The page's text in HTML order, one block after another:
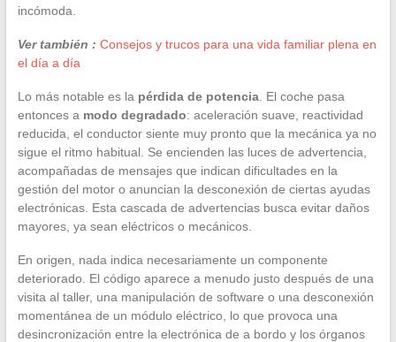
incómoda.
Ver también : Consejos y trucos para una vida familiar plena en
el día a día
Lo más notable es la pérdida de potencia. El coche pasa
entonces a modo degradado: aceleración suave, reactividad
reducida, el conductor siente muy pronto que la mecánica ya no
sigue el ritmo habitual. Se encienden las luces de advertencia,
acompañadas de mensajes que indican dificultades en la
gestión del motor o anuncian la desconexión de ciertas ayudas
electrónicas. Esta cascada de advertencias busca evitar daños
mayores, ya sean eléctricos o mecánicos.
En origen, nada indica necesariamente un componente
deteriorado. El código aparece a menudo justo después de una
visita al taller, una manipulación de software o una desconexión
momentánea de un módulo eléctrico, lo que provoca una
desincronización entre la electrónica de a bordo y los órganos